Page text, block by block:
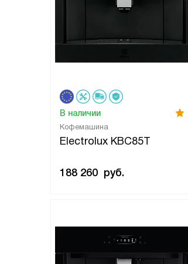
Кофемашина
Electrolux KBC85T
В наличии
188 260 руб.